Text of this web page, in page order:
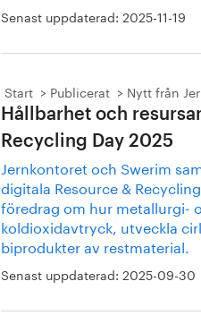
Senast uppdaterad: 2025-11-19
Start Publicerat Nytt från
Hållbarhet och
Recycling Day 2025
Jernkontoret och Swerim
digitala Resource &
föredrag om hur metallurgi-
koldioxidavtryck, utveckla
biprodukter av restmaterial.
Senast uppdaterad: 2025-09-30